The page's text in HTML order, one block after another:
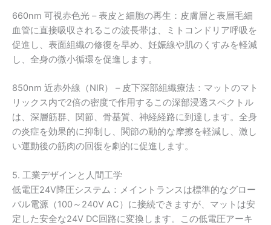
660nm 可視赤色光 – 表皮と細胞の再生：皮膚層と表層毛細
血管に直接吸収されるこの波長帯は、ミトコンドリア呼吸を
促進し、表面組織の修復を早め、妊娠線や肌のくすみを軽減
し、全身の微小循環を促進します。
850nm 近赤外線（NIR） – 皮下深部組織療法：マットのマト
リックス内で2倍の密度で作用するこの深部浸透スペクトル
は、深層筋群、関節、骨基質、神経経路に到達します。全身
の炎症を効果的に抑制し、関節の動的な摩擦を軽減し、激し
い運動後の筋肉の回復を劇的に促進します。
5. 工業デザインと人間工学
低電圧24V降圧システム：メイントランスは標準的なグロー
バル電源（100～240V AC）に接続できますが、マットは安
定した安全な24V DC回路に変換します。この低電圧アーキ